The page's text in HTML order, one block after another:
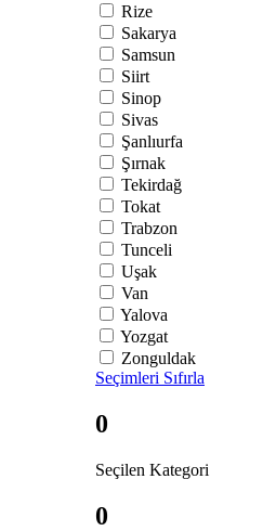
Rize
Sakarya
Samsun
Siirt
Sinop
Sivas
Şanlıurfa
Şırnak
Tekirdağ
Tokat
Trabzon
Tunceli
Uşak
Van
Yalova
Yozgat
Zonguldak
Seçimleri Sıfırla
0
Seçilen Kategori
0